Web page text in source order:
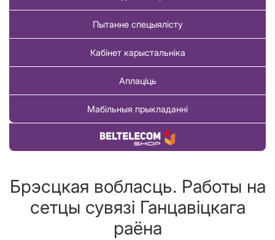
Пытанне спецыялісту
Кабінет карыстальніка
Аплаціць
Мабільныя прыкладанні
Купіць тавар
Брэсцкая вобласць. Работы на
сетцы сувязі Ганцавіцкага
раёна